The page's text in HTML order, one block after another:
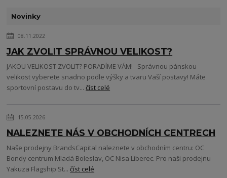
Novinky
08.11.2022
JAK ZVOLIT SPRÁVNOU VELIKOST?
JAKOU VELIKOST ZVOLIT? PORADÍME VÁM! Správnou pánskou
velikost vyberete snadno podle výšky a tvaru Vaší postavy! Máte
sportovní postavu do tv...číst celé
15.05.2026
NALEZNETE NÁS V OBCHODNÍCH CENTRECH
Naše prodejny BrandsCapital naleznete v obchodním centru: OC
Bondy centrum Mladá Boleslav, OC Nisa Liberec. Pro naši prodejnu
Yakuza Flagship St...číst celé